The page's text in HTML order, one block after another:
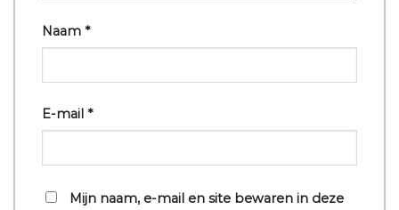
Naam *
E-mail *
Mijn naam, e-mail en site bewaren in deze